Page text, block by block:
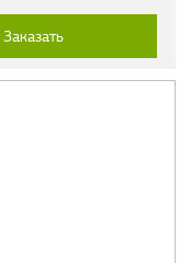
Заказать